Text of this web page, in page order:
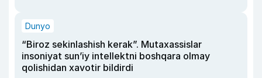
Dunyo
“Biroz sekinlashish kerak”. Mutaxassislar
insoniyat sun’iy intellektni boshqara olmay
qolishidan xavotir bildirdi